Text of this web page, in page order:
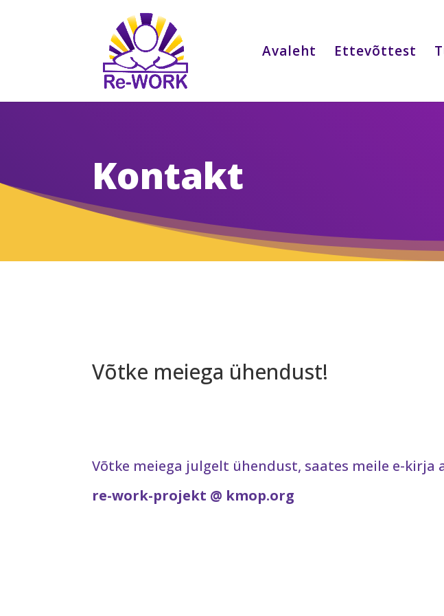
Avaleht Ettevõttest
Kontakt
Võtke meiega ühendust!
Võtke meiega julgelt ühendust, saates meile e-kirja
re-work-projekt @ kmop.org